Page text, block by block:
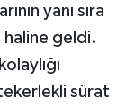
yanı sıra
geldi.
sürat